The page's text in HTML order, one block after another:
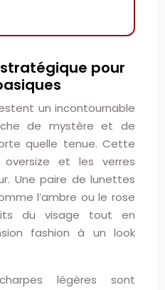
pour
un incontournable
de mystère et de
quelle tenue. Cette
et les verres
Une paire de lunettes
l’ambre ou le rose
du visage tout en
fashion à un look
légères sont